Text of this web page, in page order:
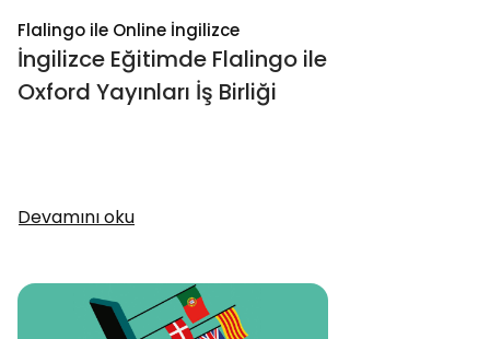
Flalingo ile Online İngilizce
İngilizce Eğitimde Flalingo ile
Oxford Yayınları İş Birliği
Devamını oku